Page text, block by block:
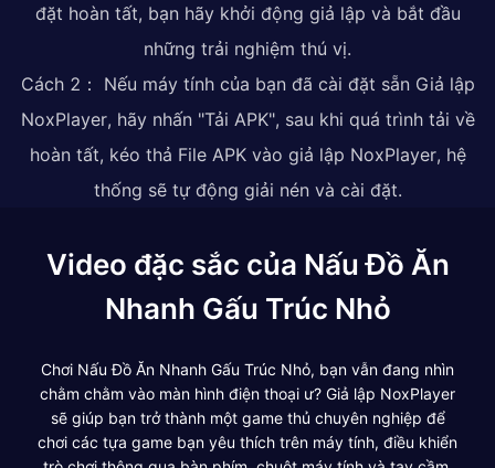
đặt hoàn tất, bạn hãy khởi động giả lập và bắt đầu
những trải nghiệm thú vị.
Cách 2： Nếu máy tính của bạn đã cài đặt sẵn Giả lập
NoxPlayer, hãy nhấn "Tải APK", sau khi quá trình tải về
hoàn tất, kéo thả File APK vào giả lập NoxPlayer, hệ
thống sẽ tự động giải nén và cài đặt.
Video đặc sắc của Nấu Đồ Ăn
Nhanh Gấu Trúc Nhỏ
Chơi Nấu Đồ Ăn Nhanh Gấu Trúc Nhỏ, bạn vẫn đang nhìn
chằm chằm vào màn hình điện thoại ư? Giả lập NoxPlayer
sẽ giúp bạn trở thành một game thủ chuyên nghiệp để
chơi các tựa game bạn yêu thích trên máy tính, điều khiển